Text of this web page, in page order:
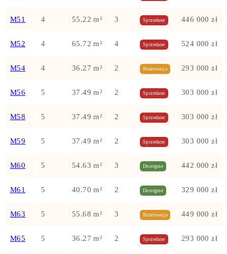
M51 4 55.22 m² 3 Sprzedane 446 000 zł
M52 4 65.72 m² 4 Sprzedane 524 000 zł
M54 4 36.27 m² 2 Rezerwacja 293 000 zł
M56 5 37.49 m² 2 Sprzedane 303 000 zł
M58 5 37.49 m² 2 Sprzedane 303 000 zł
M59 5 37.49 m² 2 Sprzedane 303 000 zł
M60 5 54.63 m² 3 Dostępne 442 000 zł
M61 5 40.70 m² 2 Dostępne 329 000 zł
M63 5 55.68 m² 3 Rezerwacja 449 000 zł
M65 5 36.27 m² 2 Sprzedane 293 000 zł